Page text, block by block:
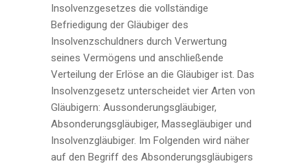
Insolvenzgesetzes die vollständige
Befriedigung der Gläubiger des
Insolvenzschuldners durch Verwertung
seines Vermögens und anschließende
Verteilung der Erlöse an die Gläubiger ist. Das
Insolvenzgesetz unterscheidet vier Arten von
Gläubigern: Aussonderungsgläubiger,
Absonderungsgläubiger, Massegläubiger und
Insolvenzgläubiger. Im Folgenden wird näher
auf den Begriff des Absonderungsgläubigers